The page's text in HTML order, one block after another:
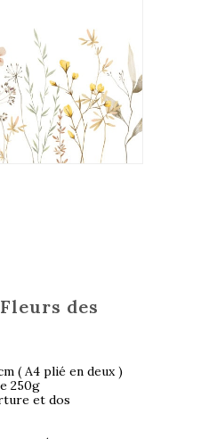
des
( A4 plié en deux )
250g
et dos